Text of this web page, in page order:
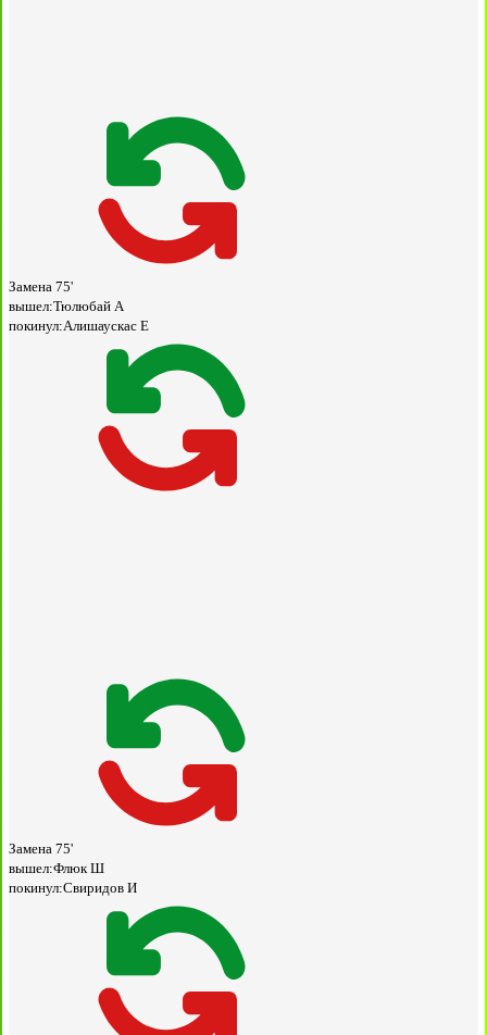
Замена 75'
вышел:Тюлюбай А
покинул:Алишаускас Е
Замена 75'
вышел:Флюк Ш
покинул:Свиридов И